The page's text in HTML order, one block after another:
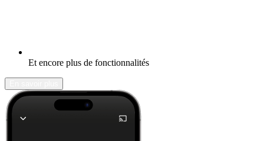
Et encore plus de fonctionnalités